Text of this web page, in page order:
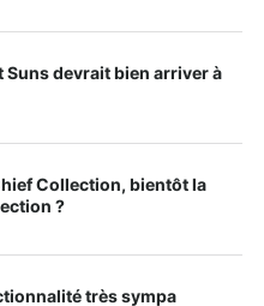
Suns devrait bien arriver à
Collection, bientôt la
?
très sympa